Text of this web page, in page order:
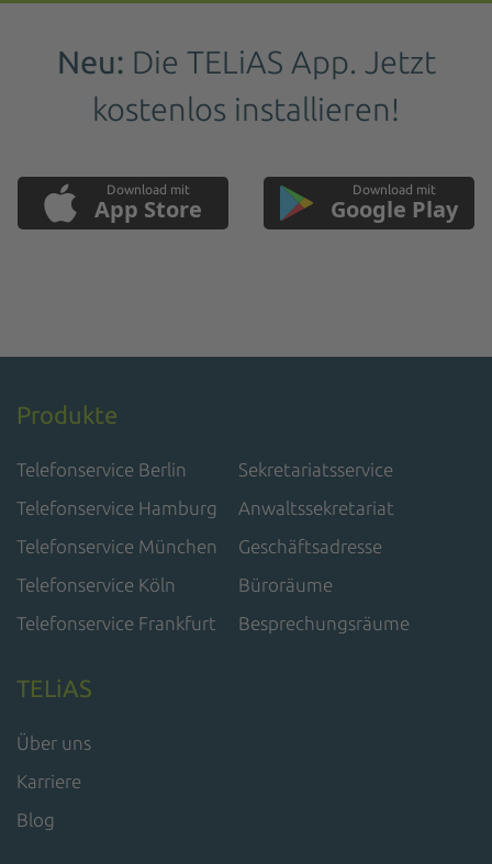
Neu: Die TELiAS App. Jetzt
kostenlos installieren!
Download mit
App Store
Download mit
Google Play
Produkte
Telefonservice Berlin
Telefonservice Hamburg
Telefonservice München
Telefonservice Köln
Telefonservice Frankfurt
Sekretariatsservice
Anwaltssekretariat
Geschäftsadresse
Büroräume
Besprechungsräume
TELiAS
Über uns
Karriere
Blog